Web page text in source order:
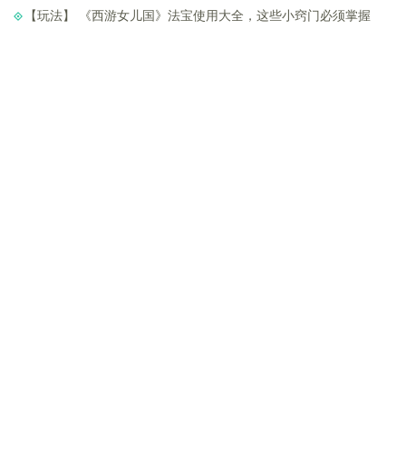
【玩法】 ​《西游女儿国》法宝使用大全，这些小窍门必须掌握